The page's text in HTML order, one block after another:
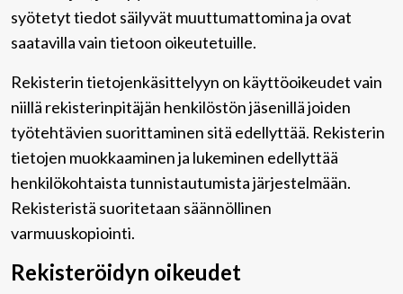
syötetyt tiedot säilyvät muuttumattomina ja ovat
saatavilla vain tietoon oikeutetuille.
Rekisterin tietojenkäsittelyyn on käyttöoikeudet vain
niillä rekisterinpitäjän henkilöstön jäsenillä joiden
työtehtävien suorittaminen sitä edellyttää. Rekisterin
tietojen muokkaaminen ja lukeminen edellyttää
henkilökohtaista tunnistautumista järjestelmään.
Rekisteristä suoritetaan säännöllinen
varmuuskopiointi.
Rekisteröidyn oikeudet